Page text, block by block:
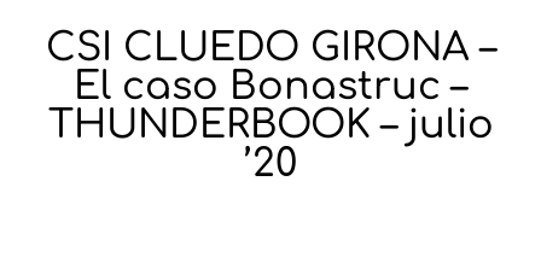
CSI CLUEDO GIRONA –
El caso Bonastruc –
THUNDERBOOK – julio
’20